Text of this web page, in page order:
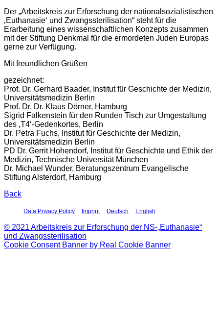
Der „Arbeitskreis zur Erforschung der nationalsozialistischen
‚Euthanasieʻ und Zwangssterilisation“ steht für die
Erarbeitung eines wissenschaftlichen Konzepts zusammen
mit der Stiftung Denkmal für die ermordeten Juden Europas
gerne zur Verfügung.
Mit freundlichen Grüßen
gezeichnet:
Prof. Dr. Gerhard Baader, Institut für Geschichte der Medizin,
Universitätsmedizin Berlin
Prof. Dr. Dr. Klaus Dörner, Hamburg
Sigrid Falkenstein für den Runden Tisch zur Umgestaltung
des ‚T4‘-Gedenkortes, Berlin
Dr. Petra Fuchs, Institut für Geschichte der Medizin,
Universitätsmedizin Berlin
PD Dr. Gerrit Hohendorf, Institut für Geschichte und Ethik der
Medizin, Technische Universität München
Dr. Michael Wunder, Beratungszentrum Evangelische
Stiftung Alsterdorf, Hamburg
Back
Data Privacy Policy Imprint Deutsch English
© 2021 Arbeitskreis zur Erforschung der NS-„Euthanasie“
und Zwangssterilisation
Cookie Consent Banner by Real Cookie Banner